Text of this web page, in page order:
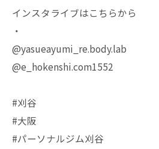
インスタライブはこちらから
・
@yasueayumi_re.body.lab
@e_hokenshi.com1552
#刈谷
#大阪
#パーソナルジム刈谷